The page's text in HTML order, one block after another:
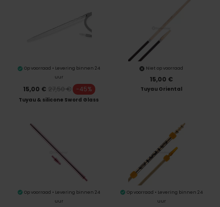
Op voorraad • Levering binnen 24
uur
15,00 € 27,50 € -45%
Tuyau & silicone Sword Glass
Niet op voorraad
15,00 €
Tuyau Oriental
Op voorraad • Levering binnen 24
uur
Op voorraad • Levering binnen 24
uur